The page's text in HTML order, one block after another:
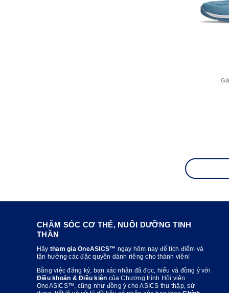
CHĂM SÓC CƠ THỂ, NUÔI DƯỠNG TINH
THẦN
Hãy tham gia OneASICS™ ngay hôm nay để tích điểm và
tận hưởng các đặc quyền dành riêng cho thành viên!
Bằng việc đăng ký, bạn xác nhận đã đọc, hiểu và đồng ý với
Điều khoản & Điều kiện của Chương trình Hội viên
OneASICS™, cũng như đồng ý cho ASICS thu thập, sử